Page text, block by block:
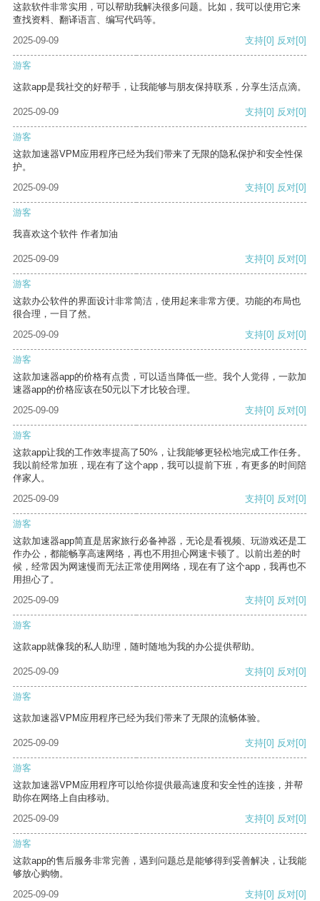
这款软件非常实用，可以帮助我解决很多问题。比如，我可以使用它来
查找资料、翻译语言、编写代码等。
2025-09-09
支持[0] 反对[0]
游客
这款app是我社交的好帮手，让我能够与朋友保持联系，分享生活点滴。
2025-09-09 支持[0] 反对[0]
游客
这款加速器VPM应用程序已经为我们带来了无限的隐私保护和安全性保
护。
2025-09-09
支持[0] 反对[0]
游客
我喜欢这个软件 作者加油
2025-09-09 支持[0] 反对[0]
游客
这款办公软件的界面设计非常简洁，使用起来非常方便。功能的布局也
很合理，一目了然。
2025-09-09
支持[0] 反对[0]
游客
这款加速器app的价格有点贵，可以适当降低一些。我个人觉得，一款加
速器app的价格应该在50元以下才比较合理。
2025-09-09
支持[0] 反对[0]
游客
这款app让我的工作效率提高了50%，让我能够更轻松地完成工作任务。
我以前经常加班，现在有了这个app，我可以提前下班，有更多的时间陪
伴家人。
2025-09-09
支持[0] 反对[0]
游客
这款加速器app简直是居家旅行必备神器，无论是看视频、玩游戏还是工
作办公，都能畅享高速网络，再也不用担心网速卡顿了。以前出差的时
候，经常因为网速慢而无法正常使用网络，现在有了这个app，我再也不
用担心了。
2025-09-09
支持[0] 反对[0]
游客
这款app就像我的私人助理，随时随地为我的办公提供帮助。
2025-09-09 支持[0] 反对[0]
游客
这款加速器VPM应用程序已经为我们带来了无限的流畅体验。
2025-09-09 支持[0] 反对[0]
游客
这款加速器VPM应用程序可以给你提供最高速度和安全性的连接，并帮
助你在网络上自由移动。
2025-09-09
支持[0] 反对[0]
游客
这款app的售后服务非常完善，遇到问题总是能够得到妥善解决，让我能
够放心购物。
2025-09-09
支持[0] 反对[0]